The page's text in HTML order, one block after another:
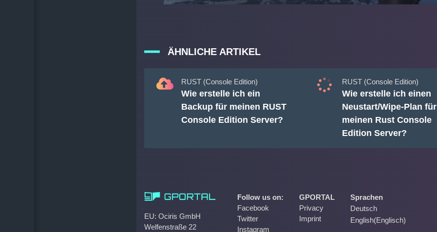
ÄHNLICHE ARTIKEL
RUST (Console Edition)
Wie erstelle ich ein
Backup für meinen RUST
Console Edition Server?
RUST (Console Edition)
Wie erstelle ich einen
Neustart/Wipe-Plan für
meinen Rust Console
Edition Server?
EU: Ociris GmbH
Welfenstraße 22
Follow us on:
Facebook
Twitter
Instagram
GPORTAL
Privacy
Imprint
Sprachen
Deutsch
English(Englisch)